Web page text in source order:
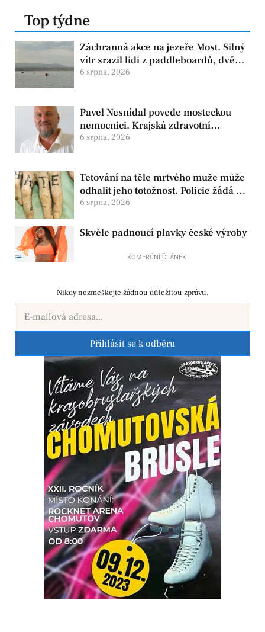
Top týdne
Záchranná akce na jezeře Most. Silný
vítr srazil lidi z paddleboardů, dvě
osoby se pohřešují
6 srpna, 2026
Pavel Nesnídal povede mosteckou
nemocnici. Krajská zdravotní
oznámila změnu ve vedení
6 srpna, 2026
Tetování na těle mrtvého muže může
odhalit jeho totožnost. Policie žádá o
pomoc
6 srpna, 2026
Skvěle padnoucí plavky české výroby
KOMERČNÍ ČLÁNEK
Nikdy nezmeškejte žádnou důležitou zprávu.
Přihlásit se k odběru